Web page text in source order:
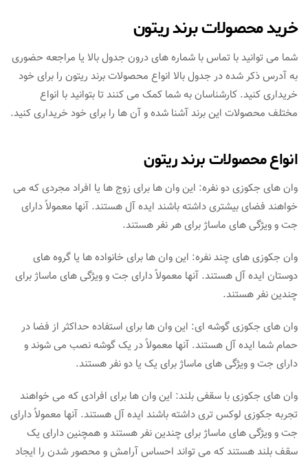
خرید محصولات برند ریتون
شما می توانید با تماس با شماره های درون جدول بالا یا مراجعه حضوری
به آدرس ذکر شده در جدول بالا انواع محصولات برند ریتون را برای خود
خریداری کنید. کارشناسان به شما کمک می کنند تا بتوانید با انواع
مختلف محصولات این برند آشنا شده و آن ها را برای خود خریداری کنید.
انواع محصولات برند ریتون
وان های جکوزی دو نفره: این وان ها برای زوج ها یا افراد مجردی که می
خواهند فضای بیشتری داشته باشند ایده آل هستند. آنها معمولاً دارای
جت و ویژگی های ماساژ برای هر نفر هستند.
وان جکوزی های چند نفره: این وان ها برای خانواده ها یا گروه های
دوستان ایده آل هستند. آنها معمولاً دارای جت و ویژگی های ماساژ برای
چندین نفر هستند.
وان های جکوزی گوشه ای: این وان ها برای استفاده حداکثر از فضا در
حمام شما ایده آل هستند. آنها معمولاً در یک گوشه نصب می شوند و
دارای جت و ویژگی های ماساژ برای یک یا دو نفر هستند.
وان های جکوزی با سقفی بلند: این وان ها برای افرادی که می خواهند
تجربه جکوزی لوکس تری داشته باشند ایده آل هستند. آنها معمولاً دارای
جت و ویژگی های ماساژ برای چندین نفر هستند و همچنین دارای یک
سقف بلند هستند که می تواند احساس آرامش و محصور شدن را ایجاد